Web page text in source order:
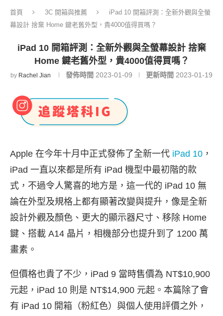
首頁 3C 開箱與推薦
iPad 10 開箱評測：全新外觀與全螢
幕設計 捨棄 Home 鍵老舊外型，貴4000值得買嗎？
iPad 10 開箱評測：全新外觀與全螢幕設計 捨棄
Home 鍵老舊外型，貴4000值得買嗎？
by Rachel Jian 發佈時間 2023-01-09 更新時間 2023-01-19
Apple 在今年十月中正式發佈了全新一代 iPad 10 ，
iPad 一直以來都是所有 iPad 機型中最初階的款
式，不過令人驚喜的地方是，這一代的 iPad 10 無
論在外型及規格上都有顯著改變與提升，像是全新
設計外觀及顏色、更大的顯示器尺寸、移除 Home
鍵、搭載 A14 晶片，相機部分也提升到了 1200 萬
畫素。
但價格也貴了不少，iPad 9 當時售價為 NT$10,900
元起，iPad 10 則是 NT$14,900 元起。本篇除了會
有 iPad 10 開箱（粉紅色）與個人使用評價之外，